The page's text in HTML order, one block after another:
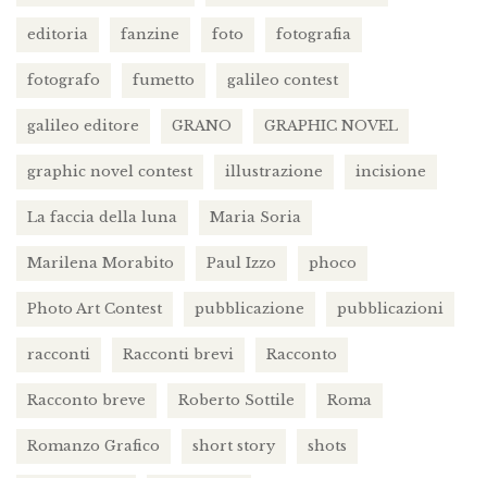
editoria fanzine foto fotografia
fotografo fumetto galileo contest
galileo editore GRANO GRAPHIC NOVEL
graphic novel contest illustrazione incisione
La faccia della luna Maria Soria
Marilena Morabito Paul Izzo phoco
Photo Art Contest pubblicazione pubblicazioni
racconti Racconti brevi Racconto
Racconto breve Roberto Sottile Roma
Romanzo Grafico short story shots